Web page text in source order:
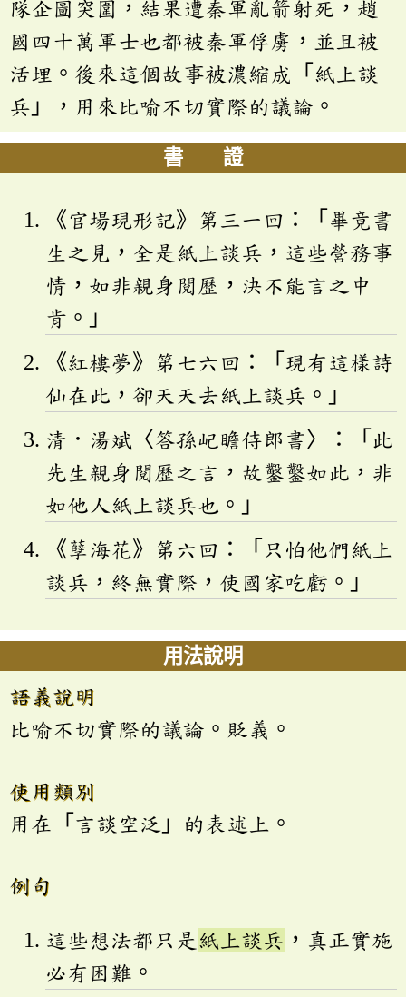
隊企圖突圍，結果遭秦軍亂箭射死，趙
國四十萬軍士也都被秦軍俘虜，並且被
活埋。後來這個故事被濃縮成「紙上談
兵」，用來比喻不切實際的議論。
書 證
《官場現形記》第三一回：「畢竟書
生之見，全是紙上談兵，這些營務事
情，如非親身閱歷，決不能言之中
肯。」
《紅樓夢》第七六回：「現有這樣詩
仙在此，卻天天去紙上談兵。」
清．湯斌〈答孫屺瞻侍郎書〉：「此
先生親身閱歷之言，故鑿鑿如此，非
如他人紙上談兵也。」
《孽海花》第六回：「只怕他們紙上
談兵，終無實際，使國家吃虧。」
用法說明
語義說明
比喻不切實際的議論。貶義。
使用類別
用在「言談空泛」的表述上。
例句
這些想法都只是 紙上談兵 ，真正實施
必有困難。